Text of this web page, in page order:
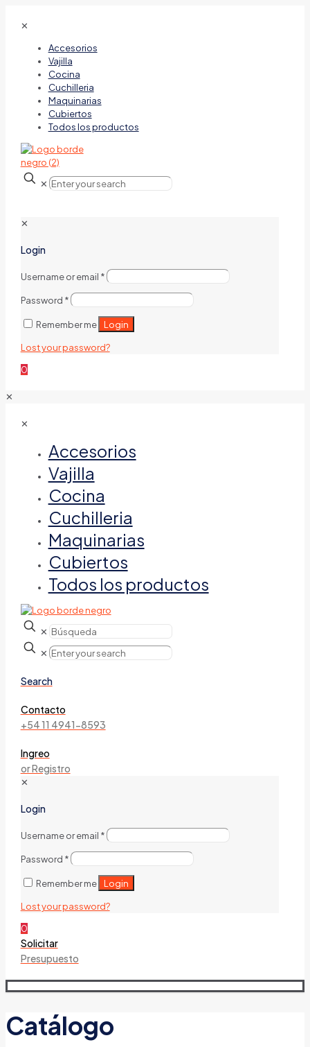
✕
Accesorios
Vajilla
Cocina
Cuchilleria
Maquinarias
Cubiertos
Todos los productos
✕
✕
Login
Username or email *
Password *
Remember me Login
Lost your password?
0
✕
✕
Accesorios
Vajilla
Cocina
Cuchilleria
Maquinarias
Cubiertos
Todos los productos
✕
✕
Search
Contacto
+54 11 4941-8593
Ingreo
or Registro
✕
Login
Username or email *
Password *
Remember me Login
Lost your password?
0
Solicitar
Presupuesto
Catálogo